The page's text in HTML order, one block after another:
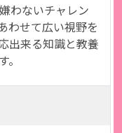
わないチャレン
わせて広い視野を
出来る知識と教養